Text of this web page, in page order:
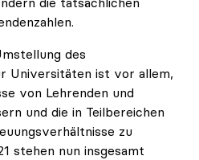
des
Universitäten ist vor allem,
von Lehrenden und
und die in Teilbereichen
zu
stehen nun insgesamt